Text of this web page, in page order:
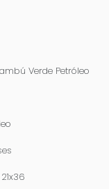
Verde Petróleo